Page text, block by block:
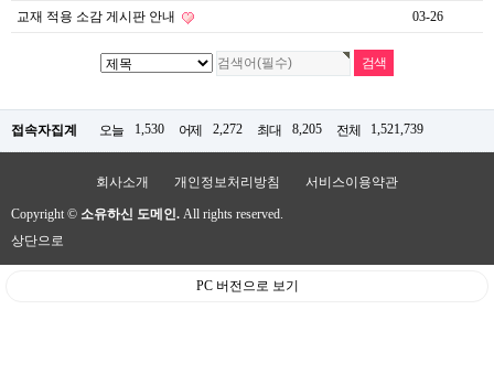
교재 적용 소감 게시판 안내 03-26
접속자집계 오늘 1,530 어제 2,272 최대 8,205 전체 1,521,739
회사소개 개인정보처리방침 서비스이용약관
Copyright © 소유하신 도메인. All rights reserved.
상단으로
PC 버전으로 보기